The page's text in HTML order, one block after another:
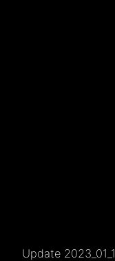
Update